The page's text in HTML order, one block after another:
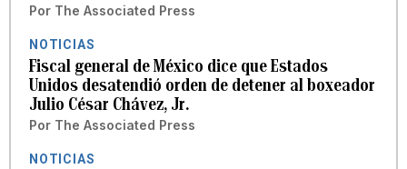
Por The Associated Press
NOTICIAS
Fiscal general de México dice que Estados
Unidos desatendió orden de detener al boxeador
Julio César Chávez, Jr.
Por The Associated Press
NOTICIAS